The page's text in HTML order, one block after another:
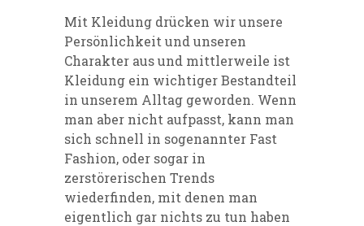
Mit Kleidung drücken wir unsere
Persönlichkeit und unseren
Charakter aus und mittlerweile ist
Kleidung ein wichtiger Bestandteil
in unserem Alltag geworden. Wenn
man aber nicht aufpasst, kann man
sich schnell in sogenannter Fast
Fashion, oder sogar in
zerstörerischen Trends
wiederfinden, mit denen man
eigentlich gar nichts zu tun haben